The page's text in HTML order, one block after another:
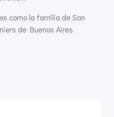
como la familia de San
de Buenos Aires